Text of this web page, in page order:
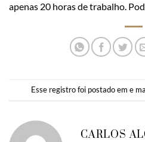
apenas 20 horas de trabalho.
Esse registro foi postado em e
CARLOS